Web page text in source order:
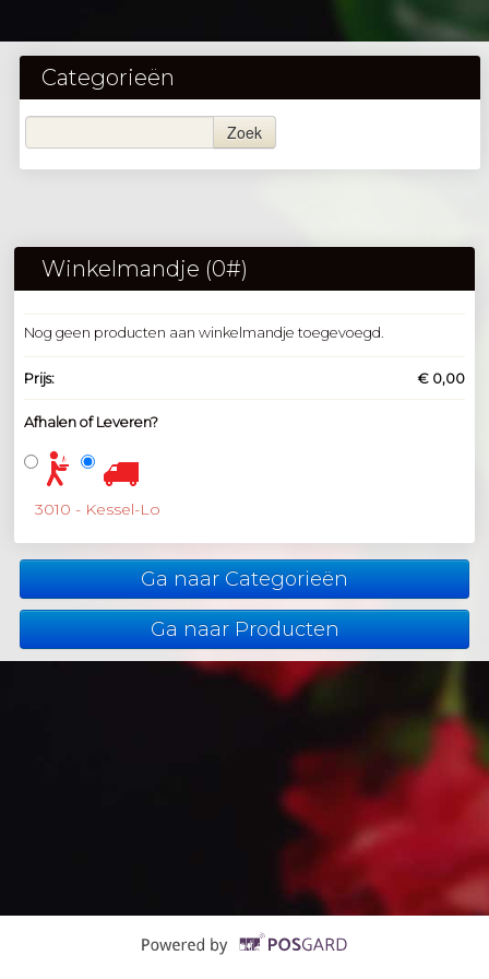
Categorieën
Zoek
Winkelmandje (0#)
Nog geen producten aan winkelmandje toegevoegd.
Prijs: € 0,00
Afhalen of Leveren?
3010 - Kessel-Lo
Ga naar Categorieën
Ga naar Producten